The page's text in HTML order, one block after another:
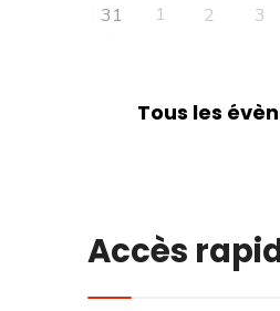
31
1 2 3
Tous les
Accès